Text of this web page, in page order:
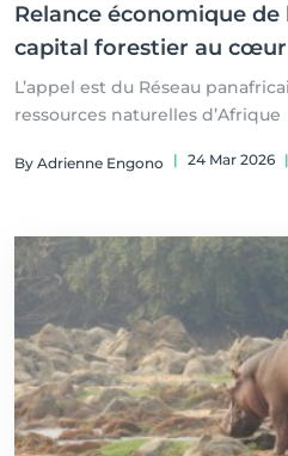
Relance économique de
capital forestier au cœur
L’appel est du Réseau
ressources naturelles d’Afrique
By Adrienne Engono | 24 Mar 2026 |